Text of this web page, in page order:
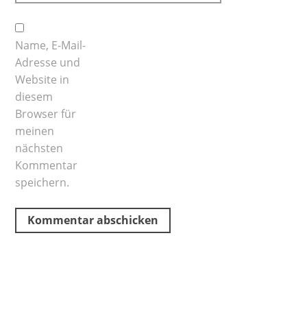
Name, E-Mail-
Adresse und
Website in
diesem
Browser für
meinen
nächsten
Kommentar
speichern.